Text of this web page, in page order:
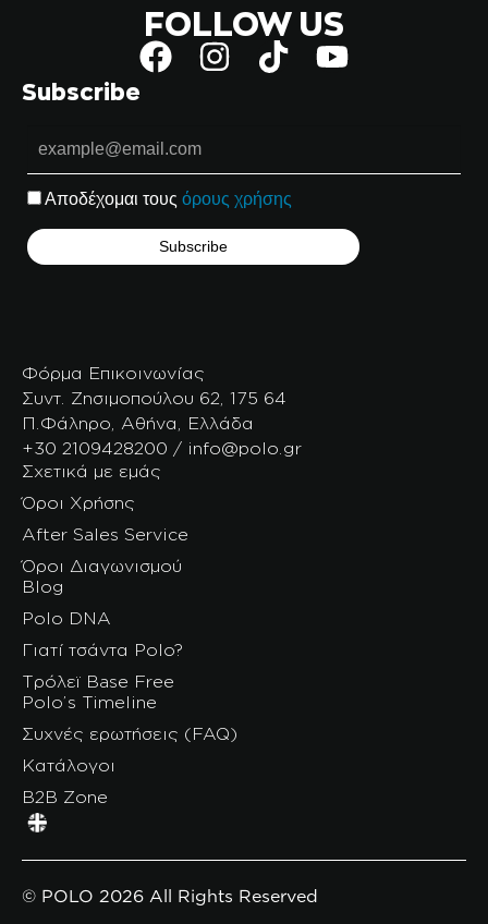
FOLLOW US
Subscribe
Αποδέχομαι τους όρους χρήσης
Φόρμα Επικοινωνίας
Συντ. Ζησιμοπούλου 62, 175 64
Π.Φάληρο, Αθήνα, Ελλάδα
+30 2109428200 / info@polo.gr
Σχετικά με εμάς
Όροι Χρήσης
After Sales Service
Όροι Διαγωνισμού
Blog
Polo DNA
Γιατί τσάντα Polo?
Τρόλεϊ Base Free
Polo’s Timeline
Συχνές ερωτήσεις (FAQ)
Κατάλογοι
B2B Zone
© POLO 2026 All Rights Reserved